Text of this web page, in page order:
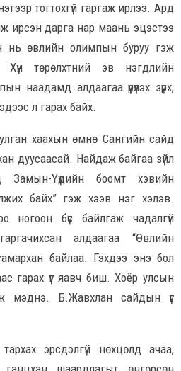
тогтохгүй гаргаж ирлээ. Ард
ирсэн дарга нар маань эцэстээ
нь өвлийн олимпын буруу гэж
Хүн төрөлхтний эв нэгдлийн
наадамд алдаагаа үүрүүлэх зүрх,
л гарах байх.
хаахын өмнө Сангийн сайд
дуусаасай. Найдаж байгаа зүйл
Замын-Үүдийн боомт хэвийн
байх” гэж хээв нэг хэлэв.
ногоон бүс байлгаж чадалгүй
алдаагаа “Өвлийн
амархан байлаа. Гэхдээ энэ бол
гарах үг яавч биш. Хоёр улсын
мэднэ. Б.Жавхлан сайдын үг
эрсдэлгүй нөхцөлд ачаа,